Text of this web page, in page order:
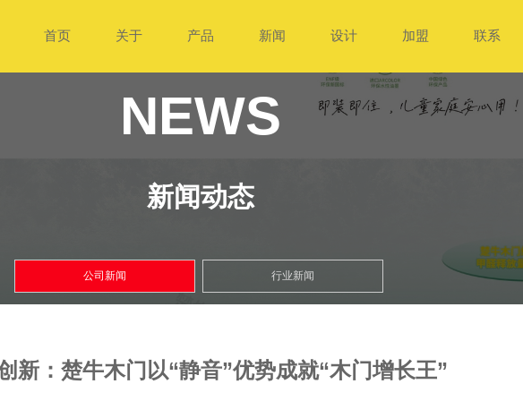
首页 关于 产品 新闻 设计 加盟 联系
NEWS
新闻动态
公司新闻 行业新闻
新：楚牛木门以“静音”优势成就“木门增长王”